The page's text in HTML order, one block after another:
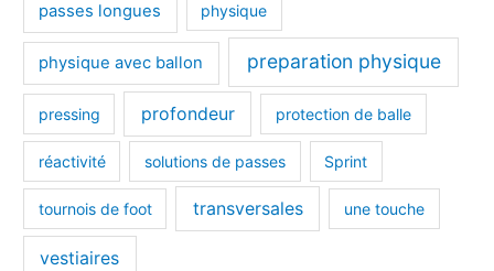
passes longues physique
physique avec ballon preparation physique
pressing profondeur protection de balle
réactivité solutions de passes Sprint
tournois de foot transversales une touche
vestiaires